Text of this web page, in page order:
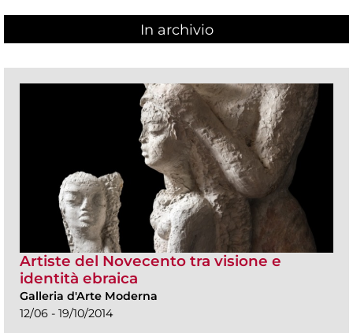
In archivio
Artiste del Novecento tra visione e
identità ebraica
Galleria d'Arte Moderna
12/06 - 19/10/2014